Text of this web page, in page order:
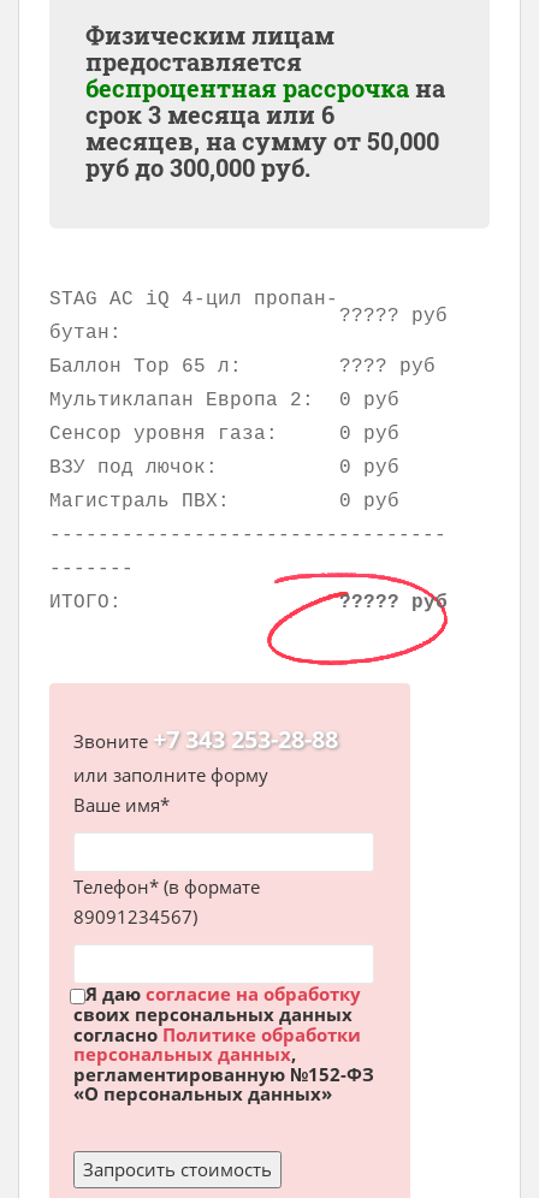
Физическим лицам
предоставляется
беспроцентная рассрочкана
срок 3 месяца или 6
месяцев, на сумму от50,000
руб до300,000руб.
STAG AC iQ 4-цил пропан-
бутан:
????? руб
Баллон Тор 65 л:
???? руб
Мультиклапан Европа 2:
0 руб
Сенсор уровня газа:
0 руб
ВЗУ под лючок:
0 руб
Магистраль ПВХ:
0 руб
---------------------------------
-------
ИТОГО:
????? руб
Звоните +7 343 253-28-88
или заполните форму
Ваше имя*
Телефон* (в формате
89091234567)
Я даю согласие на обработку
своих персональных данных
согласно Политике обработки
персональных данных,
регламентированную №152-ФЗ
«О персональных данных»